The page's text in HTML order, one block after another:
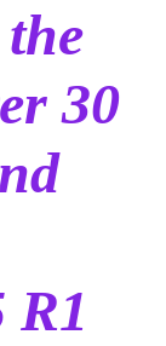
30
R1